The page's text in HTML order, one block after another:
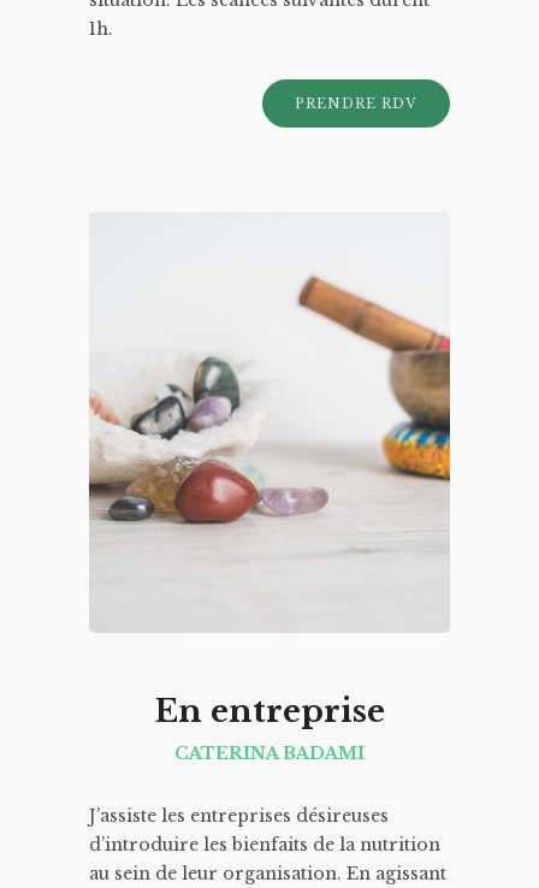
1h.
PRENDRE RDV
En entreprise
CATERINA BADAMI
J’assiste les entreprises désireuses
d’introduire les bienfaits de la nutrition
au sein de leur organisation. En agissant